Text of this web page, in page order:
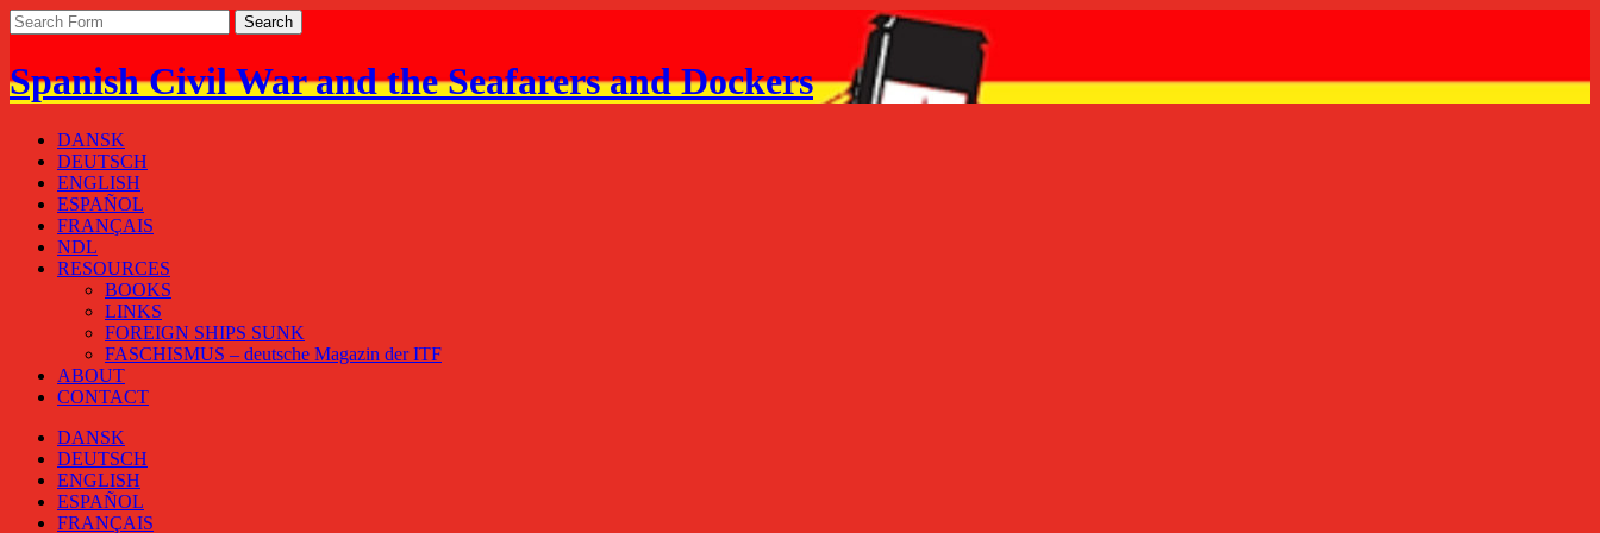
Spanish Civil War and the Seafarers and Dockers
DANSK
DEUTSCH
ENGLISH
ESPAÑOL
FRANÇAIS
NDL
RESOURCES
BOOKS
LINKS
FOREIGN SHIPS SUNK
FASCHISMUS – deutsche Magazin der ITF
ABOUT
CONTACT
DANSK
DEUTSCH
ENGLISH
ESPAÑOL
FRANÇAIS